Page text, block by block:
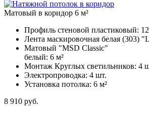
Матовый в коридор 6 м²
Профиль стеновой пластиковый:
Лента маскировочная белая (303)
Матовый "MSD Classic"
белый: 6 м²
Монтаж Круглых светильников: 4
Электропроводка: 4 шт.
Установка потолка: 6 м²
8 910 руб.